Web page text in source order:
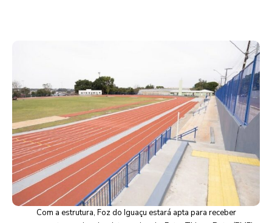
Com a estrutura, Foz do Iguaçu estará apta para receber